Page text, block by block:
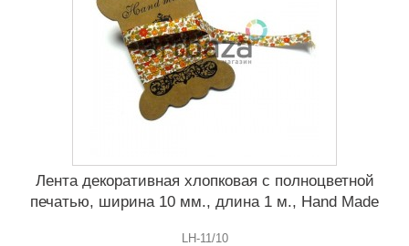
Лента декоративная хлопковая с полноцветной
печатью, ширина 10 мм., длина 1 м., Hand Made
LH-11/10